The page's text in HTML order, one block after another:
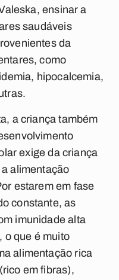
ensinar a
saudáveis
da
como
hipocalcemia,
a criança também
exige da criança
alimentação
estarem em fase
constante, as
imunidade alta
o que é muito
alimentação rica
em fibras),